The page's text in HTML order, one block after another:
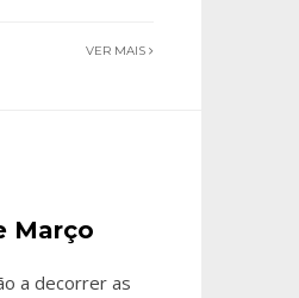
VER MAIS
Março
a decorrer as